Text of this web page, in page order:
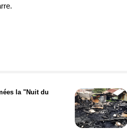
la "Nuit du